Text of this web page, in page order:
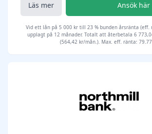
Läs mer Ansök här
Vid ett lån på 5 000 kr till 23 % bunden årsränta (eff.
upplagt på 12 månader. Totalt att återbetala 6
(564,42 kr/mån.). Max. eff. ränta: 79.77